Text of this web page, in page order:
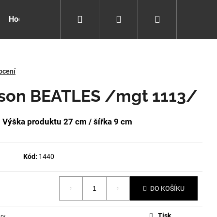
Hodiny pro děti Kolekce Jackie Zeggers
Přihlášení
BEATLES /mgt 1113/
Výška produktu 27 cm / šířka 9 cm
Kód: 1440
DO KOŠÍKU
Tisk